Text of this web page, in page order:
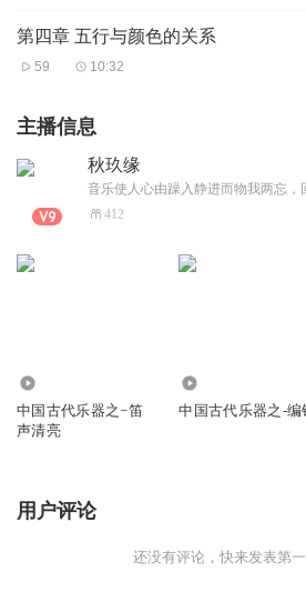
第四章 五行与颜色的关系
59 10:32
主播信息
秋玖缘
412
中国古代乐器之−笛
声清亮
中国古代乐器之-编
用户评论
还没有评论，快来发表第一